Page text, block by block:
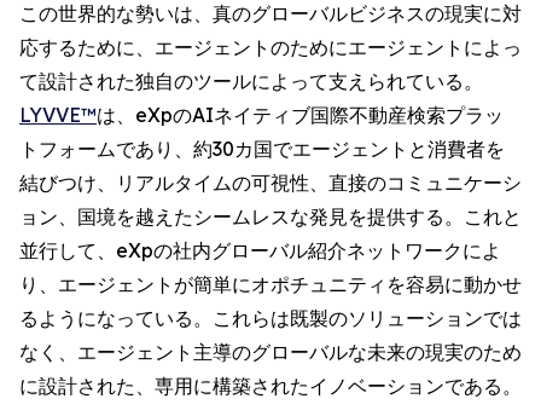
この世界的な勢いは、真のグローバルビジネスの現実に対
応するために、エージェントのためにエージェントによっ
て設計された独自のツールによって支えられている。
LYVVE™は、eXpのAIネイティブ国際不動産検索プラッ
トフォームであり、約30カ国でエージェントと消費者を
結びつけ、リアルタイムの可視性、直接のコミュニケーシ
ョン、国境を越えたシームレスな発見を提供する。これと
並行して、eXpの社内グローバル紹介ネットワークによ
り、エージェントが簡単にオポチュニティを容易に動かせ
るようになっている。これらは既製のソリューションでは
なく、エージェント主導のグローバルな未来の現実のため
に設計された、専用に構築されたイノベーションである。